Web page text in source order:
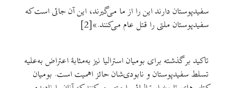
سفیدپوستان دارند این را از ما می‌گیرند، این آن جائی است که
سفیدپوستان ملتی را قتل عام می‌کنند.»[2]
تاکید بر گذشته برای بومیان استرالیا نیز به‌مثابهٔ اعتراض به‌علیه
تسلط سفیدپوستان و نابودی‌شان حائز اهمیت است. بومیان